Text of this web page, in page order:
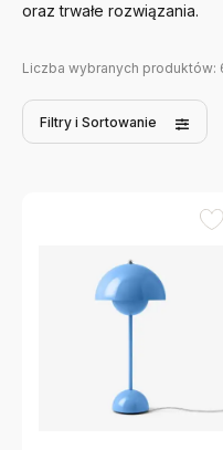
oraz trwałe rozwiązania.
Liczba wybranych produktów:
Filtry i Sortowanie